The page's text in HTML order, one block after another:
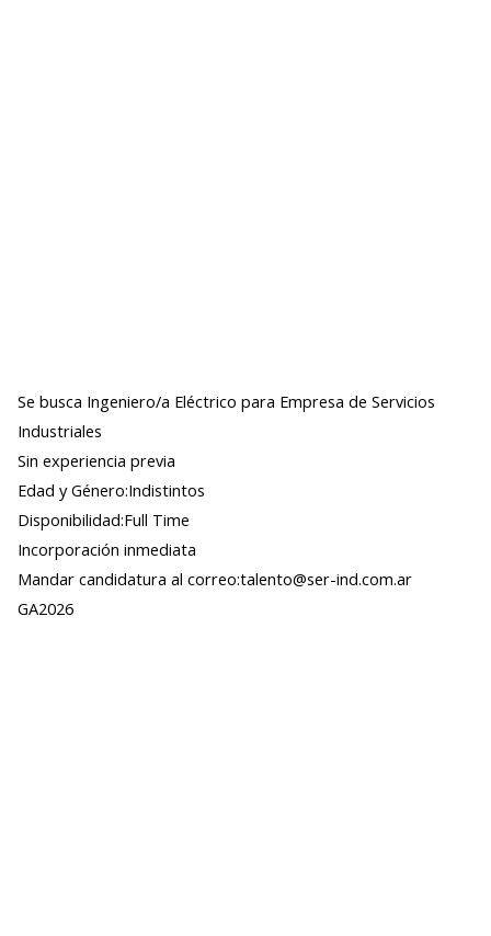
Se busca Ingeniero/a Eléctrico para Empresa de Servicios
Industriales
Sin experiencia previa
Edad y Género:Indistintos
Disponibilidad:Full Time
Incorporación inmediata
Mandar candidatura al correo:talento@ser-ind.com.ar
GA2026